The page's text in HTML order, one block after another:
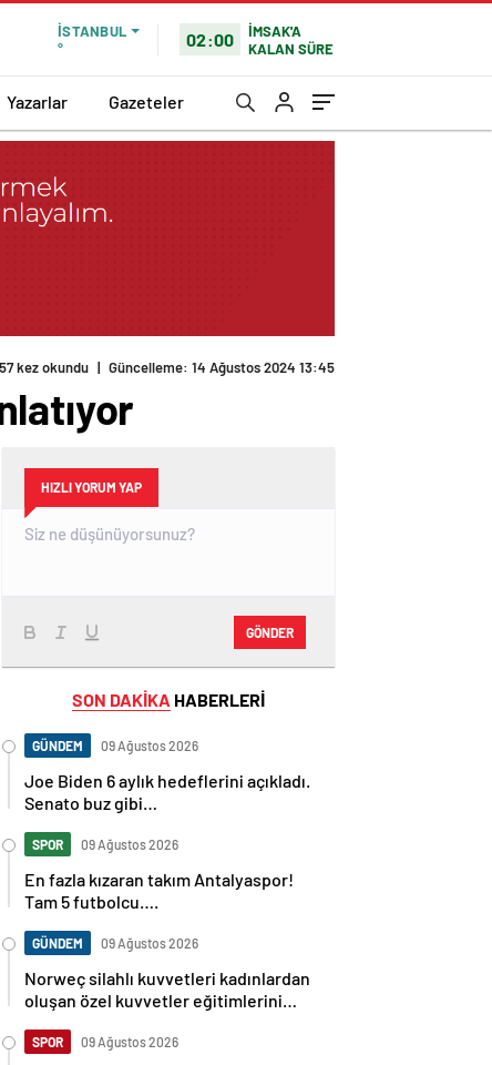
İSTANBUL
°
02:00
İMSAK'A
KALAN SÜRE
Yazarlar Gazeteler
kez okundu | Güncelleme: 14 Ağustos 2024 13:45
HIZLI YORUM YAP
GÖNDER
SON DAKİKA HABERLERİ
GÜNDEM 09 Ağustos 2026
Joe Biden 6 aylık hedeflerini açıkladı.
Senato buz gibi…
SPOR 09 Ağustos 2026
En fazla kızaran takım Antalyaspor!
Tam 5 futbolcu….
GÜNDEM 09 Ağustos 2026
Norweç silahlı kuvvetleri kadınlardan
oluşan özel kuvvetler eğitimlerini
SPOR 09 Ağustos 2026